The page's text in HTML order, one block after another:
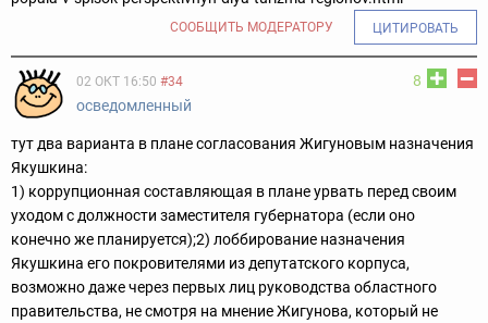
СООБЩИТЬ МОДЕРАТОРУ ЦИТИРОВАТЬ
8
02 ОКТ 16:50 #34
осведомленный
тут два варианта в плане согласования Жигуновым назначения
Якушкина:
1) коррупционная составляющая в плане урвать перед своим
уходом с должности заместителя губернатора (если оно
конечно же планируется);2) лоббирование назначения
Якушкина его покровителями из депутатского корпуса,
возможно даже через первых лиц руководства областного
правительства, не смотря на мнение Жигунова, который не